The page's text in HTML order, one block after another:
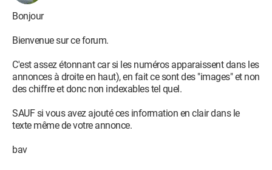
Bonjour
Bienvenue sur ce forum.
C'est assez étonnant car si les numéros apparaissent dans les
annonces à droite en haut), en fait ce sont des "images" et non
des chiffre et donc non indexables tel quel.
SAUF si vous avez ajouté ces information en clair dans le
texte même de votre annonce.
bav